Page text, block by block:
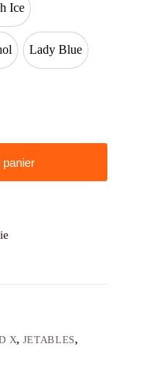
Ice
Peach Ice
Lady Blue
Lady Blue
panier
X, JETABLES,